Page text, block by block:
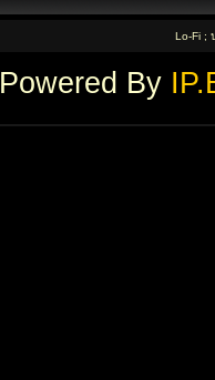
Lo-Fi ;
Powered By